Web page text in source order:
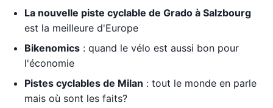
La nouvelle piste cyclable de Grado à Salzbourg
est la meilleure d'Europe
Bikenomics : quand le vélo est aussi bon pour
l'économie
Pistes cyclables de Milan : tout le monde en parle
mais où sont les faits?